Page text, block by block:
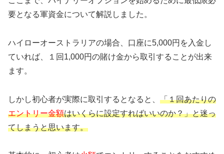
要となる軍資金について解説しました。
ハイローオーストラリアの場合、口座に5,000円を入金し
ていれば、１回1,000円の賭け金から取引することが出来
ます。
しかし初心者が実際に取引するとなると、 「１回あたりの
エントリー金額はいくらに設定すればいいのか？」と迷っ
てしまうと思います。